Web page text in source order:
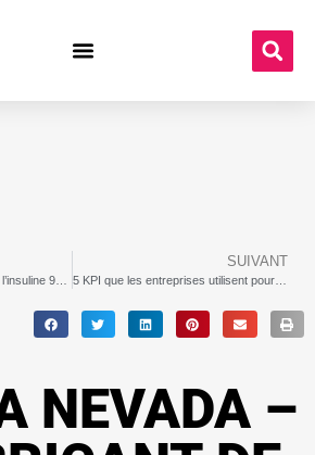
SUIVANT
5 KPI que les entreprises utilisent pour mesurer la durabilité
NEVADA –